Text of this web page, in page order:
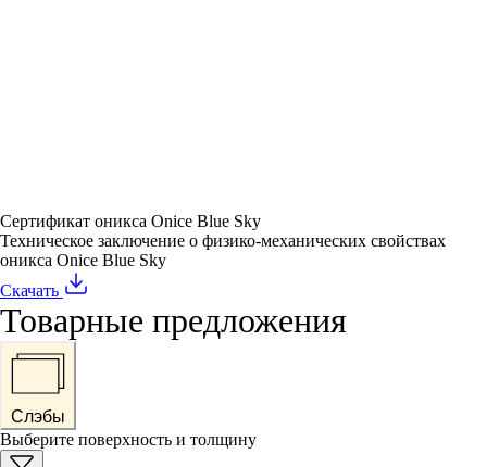
Сертификат оникса Onice Blue Sky
Техническое заключение о физико-механических свойствах
оникса Onice Blue Sky
Скачать
Товарные предложения
Слэбы
Выберите поверхность и толщину